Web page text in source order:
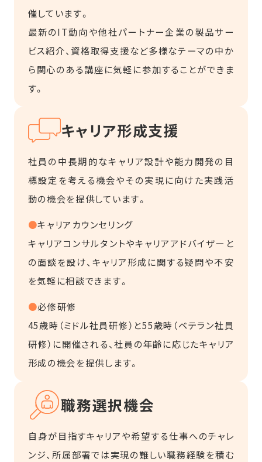
催しています。
最新のIT動向や他社パートナー企業の製品サー
ビス紹介、資格取得支援など多様なテーマの中か
ら関心のある講座に気軽に参加することができま
す。
キャリア形成支援
社員の中長期的なキャリア設計や能力開発の目
標設定を考える機会やその実現に向けた実践活
動の機会を提供しています。
●キャリアカウンセリング
キャリアコンサルタントやキャリアアドバイザーと
の面談を設け、キャリア形成に関する疑問や不安
を気軽に相談できます。
●必修研修
45歳時（ミドル社員研修）と55歳時（ベテラン社員
研修）に開催される、社員の年齢に応じたキャリア
形成の機会を提供します。
職務選択機会
自身が目指すキャリアや希望する仕事へのチャレ
ンジ、所属部署では実現の難しい職務経験を積む